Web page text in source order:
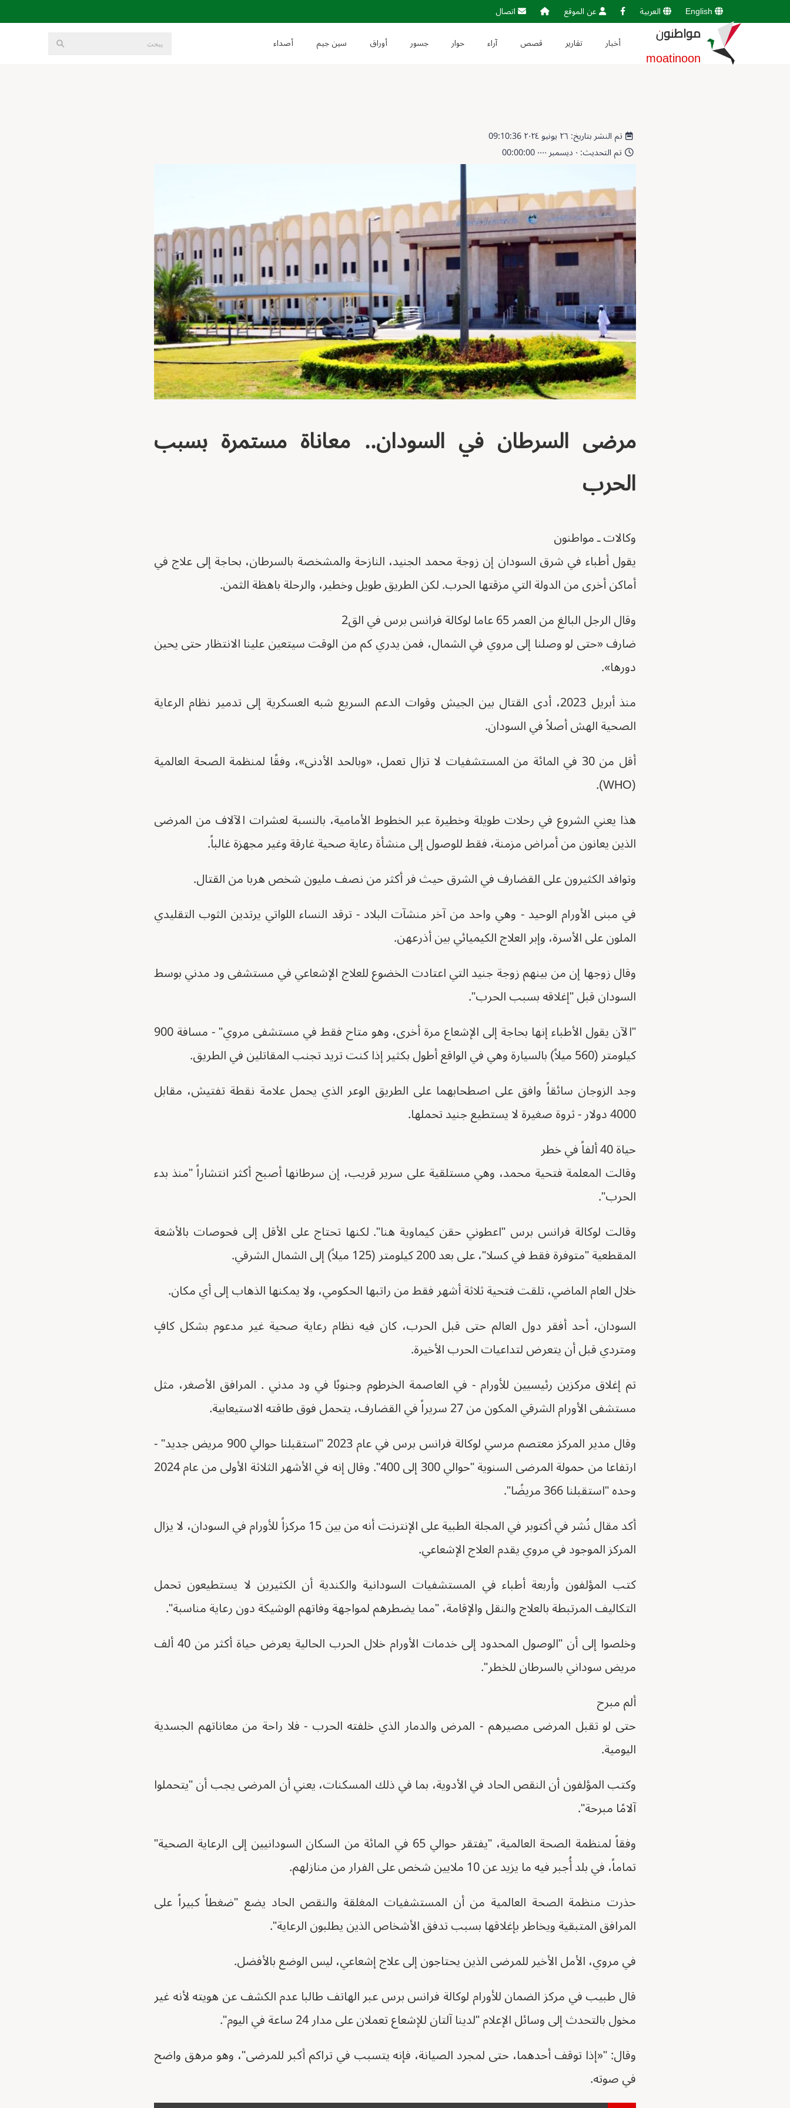
English العربية عن الموقع اتصال
مواطنون
moatinoon
أخبار تقارير قصص آراء حوار جسور أوراق سين جيم أصداء
تم النشر بتاريخ: ٢٦ يونيو ٢٠٢٤ 09:10:36
تم التحديث: ٠ ديسمبر ٠٠٠٠ 00:00:00
مرضى السرطان في السودان.. معاناة مستمرة بسبب
الحرب
وكالات ـ مواطنون
يقول أطباء في شرق السودان إن زوجة محمد الجنيد، النازحة والمشخصة بالسرطان، بحاجة إلى علاج في
أماكن أخرى من الدولة التي مزقتها الحرب. لكن الطريق طويل وخطير، والرحلة باهظة الثمن.
وقال الرجل البالغ من العمر 65 عاما لوكالة فرانس برس في الق2
ضارف «حتى لو وصلنا إلى مروي في الشمال، فمن يدري كم من الوقت سيتعين علينا الانتظار حتى يحين
دورها».
منذ أبريل 2023، أدى القتال بين الجيش وقوات الدعم السريع شبه العسكرية إلى تدمير نظام الرعاية
الصحية الهش أصلاً في السودان.
أقل من 30 في المائة من المستشفيات لا تزال تعمل، «وبالحد الأدنى»، وفقًا لمنظمة الصحة العالمية
(WHO).
هذا يعني الشروع في رحلات طويلة وخطيرة عبر الخطوط الأمامية، بالنسبة لعشرات الآلاف من المرضى
الذين يعانون من أمراض مزمنة، فقط للوصول إلى منشأة رعاية صحية غارقة وغير مجهزة غالباً.
وتوافد الكثيرون على القضارف في الشرق حيث فر أكثر من نصف مليون شخص هربا من القتال.
في مبنى الأورام الوحيد - وهي واحد من آخر منشآت البلاد - ترقد النساء اللواتي يرتدين الثوب التقليدي
الملون على الأسرة، وإبر العلاج الكيميائي بين أذرعهن.
وقال زوجها إن من بينهم زوجة جنيد التي اعتادت الخضوع للعلاج الإشعاعي في مستشفى ود مدني بوسط
السودان قبل "إغلاقه بسبب الحرب".
"الآن يقول الأطباء إنها بحاجة إلى الإشعاع مرة أخرى، وهو متاح فقط في مستشفى مروي" - مسافة 900
كيلومتر (560 ميلاً) بالسيارة وهي في الواقع أطول بكثير إذا كنت تريد تجنب المقاتلين في الطريق.
وجد الزوجان سائقاً وافق على اصطحابهما على الطريق الوعر الذي يحمل علامة نقطة تفتيش، مقابل
4000 دولار - ثروة صغيرة لا يستطيع جنيد تحملها.
حياة 40 ألفاً في خطر
وقالت المعلمة فتحية محمد، وهي مستلقية على سرير قريب، إن سرطانها أصبح أكثر انتشاراً "منذ بدء
الحرب".
وقالت لوكالة فرانس برس "اعطوني حقن كيماوية هنا". لكنها تحتاج على الأقل إلى فحوصات بالأشعة
المقطعية "متوفرة فقط في كسلا"، على بعد 200 كيلومتر (125 ميلاً) إلى الشمال الشرقي.
خلال العام الماضي، تلقت فتحية ثلاثة أشهر فقط من راتبها الحكومي، ولا يمكنها الذهاب إلى أي مكان.
السودان، أحد أفقر دول العالم حتى قبل الحرب، كان فيه نظام رعاية صحية غير مدعوم بشكل كافٍ
ومتردي قبل أن يتعرض لتداعيات الحرب الأخيرة.
تم إغلاق مركزين رئيسيين للأورام - في العاصمة الخرطوم وجنوبًا في ود مدني . المرافق الأصغر، مثل
مستشفى الأورام الشرقي المكون من 27 سريراً في القضارف، يتحمل فوق طاقته الاستيعابية.
وقال مدير المركز معتصم مرسي لوكالة فرانس برس في عام 2023 "استقبلنا حوالي 900 مريض جديد" -
ارتفاعا من حمولة المرضى السنوية "حوالي 300 إلى 400". وقال إنه في الأشهر الثلاثة الأولى من عام 2024
وحده "استقبلنا 366 مريضًا".
أكد مقال نُشر في أكتوبر في المجلة الطبية على الإنترنت أنه من بين 15 مركزاً للأورام في السودان، لا يزال
المركز الموجود في مروي يقدم العلاج الإشعاعي.
كتب المؤلفون وأربعة أطباء في المستشفيات السودانية والكندية أن الكثيرين لا يستطيعون تحمل
التكاليف المرتبطة بالعلاج والنقل والإقامة، "مما يضطرهم لمواجهة وفاتهم الوشيكة دون رعاية مناسبة".
وخلصوا إلى أن "الوصول المحدود إلى خدمات الأورام خلال الحرب الحالية يعرض حياة أكثر من 40 ألف
مريض سوداني بالسرطان للخطر".
ألم مبرح
حتى لو تقبل المرضى مصيرهم - المرض والدمار الذي خلفته الحرب - فلا راحة من معاناتهم الجسدية
اليومية.
وكتب المؤلفون أن النقص الحاد في الأدوية، بما في ذلك المسكنات، يعني أن المرضى يجب أن "يتحملوا
آلامًا مبرحة".
وفقاً لمنظمة الصحة العالمية، "يفتقر حوالي 65 في المائة من السكان السودانيين إلى الرعاية الصحية"
تماماً، في بلد أُجبر فيه ما يزيد عن 10 ملايين شخص على الفرار من منازلهم.
حذرت منظمة الصحة العالمية من أن المستشفيات المغلقة والنقص الحاد يضع "ضغطاً كبيراً على
المرافق المتبقية ويخاطر بإغلاقها بسبب تدفق الأشخاص الذين يطلبون الرعاية".
في مروي، الأمل الأخير للمرضى الذين يحتاجون إلى علاج إشعاعي، ليس الوضع بالأفضل.
قال طبيب في مركز الضمان للأورام لوكالة فرانس برس عبر الهاتف طالبا عدم الكشف عن هويته لأنه غير
مخول بالتحدث إلى وسائل الإعلام "لدينا آلتان للإشعاع تعملان على مدار 24 ساعة في اليوم".
وقال: "«إذا توقف أحدهما، حتى لمجرد الصيانة، فإنه يتسبب في تراكم أكبر للمرضى"، وهو مرهق واضح
في صوته.